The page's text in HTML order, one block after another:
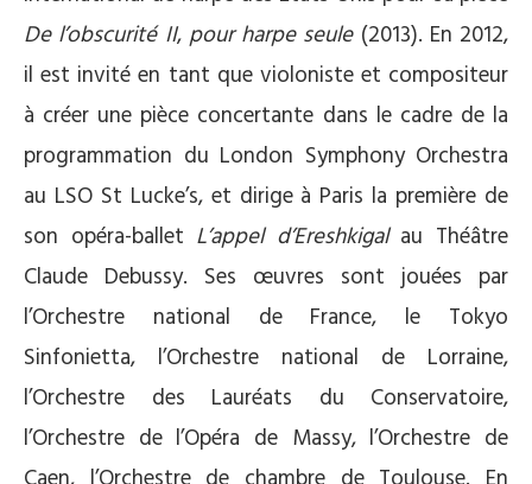
De l’obscurité II, pour harpe seule(2013). En 2012,
il est invité en tant que violoniste et compositeur
à créer une pièce concertante dans le cadre de la
programmation du London Symphony Orchestra
au LSO St Lucke’s, et dirige à Paris la première de
son opéra-ballet L’appel d’Ereshkigalau Théâtre
Claude Debussy. Ses œuvres sont jouées par
l’Orchestre national de France, le Tokyo
Sinfonietta, l’Orchestre national de Lorraine,
l’Orchestre des Lauréats du Conservatoire,
l’Orchestre de l’Opéra de Massy, l’Orchestre de